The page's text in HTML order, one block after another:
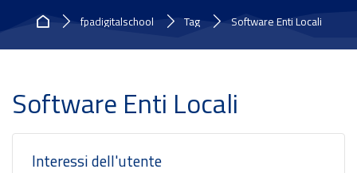
Homefpadigitalschool Tag Software Enti Locali
Software Enti Locali
Interessi dell'utente